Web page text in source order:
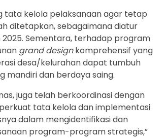
tata kelola pelaksanaan agar tetap
ditetapkan, sebagaimana diatur
2025. Sementara, terhadap program
grand designkomprehensif yang
desa/kelurahan dapat tumbuh
mandiri dan berdaya saing.
juga telah berkoordinasi dengan
tata kelola dan implementasi
dalam mengidentifikasi dan
program-program strategis,”